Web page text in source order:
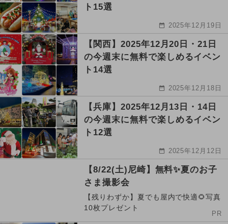
ト15選
2025年12月19日
【関西】2025年12月20日・21日
の今週末に無料で楽しめるイベン
ト14選
2025年12月18日
【兵庫】2025年12月13日・14日
の今週末に無料で楽しめるイベン
ト12選
2025年12月12日
【8/22(土)尼崎】無料✨夏のお子
さま撮影会
【残りわずか】夏でも屋内で快適🌻写真
10枚プレゼント
PR